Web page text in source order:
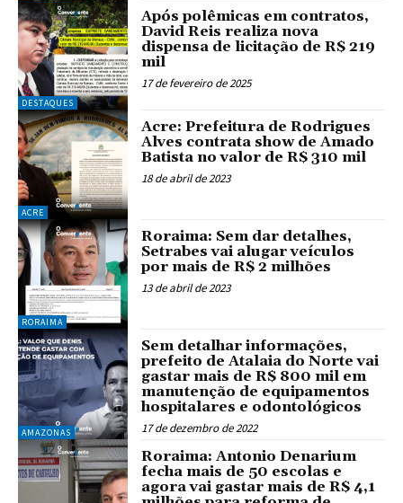
DESTAQUES
Após polêmicas em contratos,
David Reis realiza nova
dispensa de licitação de R$ 219
mil
17 de fevereiro de 2025
ACRE
Acre: Prefeitura de Rodrigues
Alves contrata show de Amado
Batista no valor de R$ 310 mil
18 de abril de 2023
RORAIMA
Roraima: Sem dar detalhes,
Setrabes vai alugar veículos
por mais de R$ 2 milhões
13 de abril de 2023
AMAZONAS
Sem detalhar informações,
prefeito de Atalaia do Norte vai
gastar mais de R$ 800 mil em
manutenção de equipamentos
hospitalares e odontológicos
17 de dezembro de 2022
Roraima: Antonio Denarium
fecha mais de 50 escolas e
agora vai gastar mais de R$ 4,1